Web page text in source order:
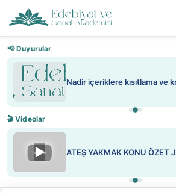
📢 Duyurular
Nadir içeriklere kısıtlama ve
🎬 Videolar
▶ ATEŞ YAKMAK KONU ÖZET